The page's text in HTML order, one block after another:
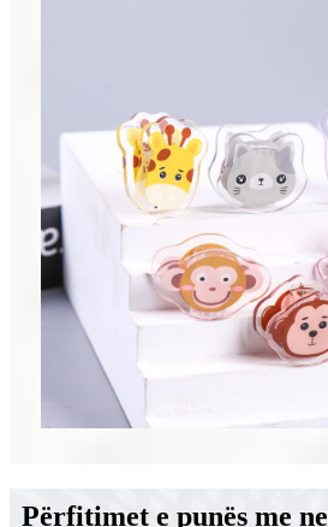
Përfitimet e punës me ne